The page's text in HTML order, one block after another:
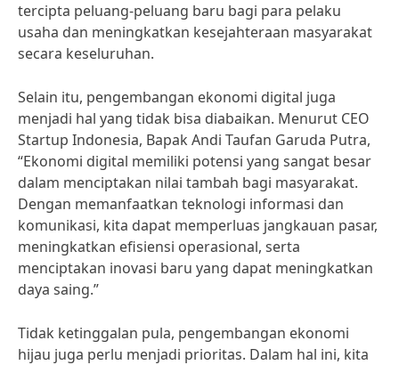
tercipta peluang-peluang baru bagi para pelaku
usaha dan meningkatkan kesejahteraan masyarakat
secara keseluruhan.
Selain itu, pengembangan ekonomi digital juga
menjadi hal yang tidak bisa diabaikan. Menurut CEO
Startup Indonesia, Bapak Andi Taufan Garuda Putra,
“Ekonomi digital memiliki potensi yang sangat besar
dalam menciptakan nilai tambah bagi masyarakat.
Dengan memanfaatkan teknologi informasi dan
komunikasi, kita dapat memperluas jangkauan pasar,
meningkatkan efisiensi operasional, serta
menciptakan inovasi baru yang dapat meningkatkan
daya saing.”
Tidak ketinggalan pula, pengembangan ekonomi
hijau juga perlu menjadi prioritas. Dalam hal ini, kita